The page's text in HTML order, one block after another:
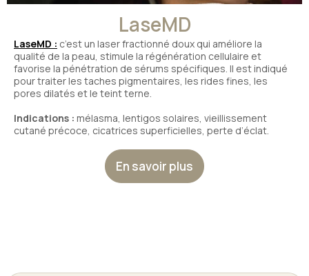
LaseMD
LaseMD : c’est un laser fractionné doux qui améliore la
qualité de la peau, stimule la régénération cellulaire et
favorise la pénétration de sérums spécifiques. Il est indiqué
pour traiter les taches pigmentaires, les rides fines, les
pores dilatés et le teint terne.
Indications : mélasma, lentigos solaires, vieillissement
cutané précoce, cicatrices superficielles, perte d’éclat.
En savoir plus